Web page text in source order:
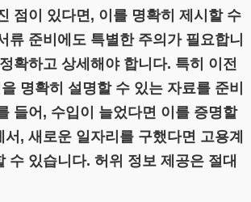
점이 있다면, 이를 명확히 제시할 수
류 준비에도 특별한 주의가 필요합니
확하고 상세해야 합니다. 특히 이전
명확히 설명할 수 있는 자료를 준비
들어, 수입이 늘었다면 이를 증명할
, 새로운 일자리를 구했다면 고용계
수 있습니다. 허위 정보 제공은 절대